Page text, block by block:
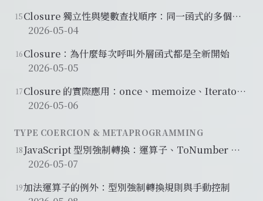
15Closure 獨立性與變數查找順序：同一函式的多個閉
包互不干擾
2026-05-04
16Closure：為什麼每次呼叫外層函式都是全新開始
2026-05-05
17Closure 的實際應用：once、memoize、Iterator
與 Module Pattern
2026-05-06
TYPE COERCION & METAPROGRAMMING
18JavaScript 型別強制轉換：運算子、ToNumber 與
DOM 字串
2026-05-07
19加法運算子的例外：型別強制轉換規則與手動控制